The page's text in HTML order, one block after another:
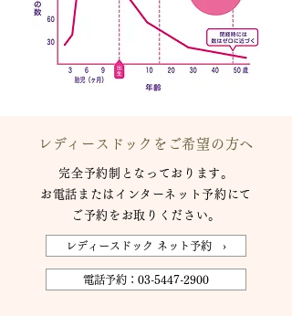
レディースドックをご希望の方へ
完全予約制となっております。
お電話またはインターネット予約にて
ご予約をお取りください。
レディースドック ネット予約 ›
電話予約：03-5447-2900